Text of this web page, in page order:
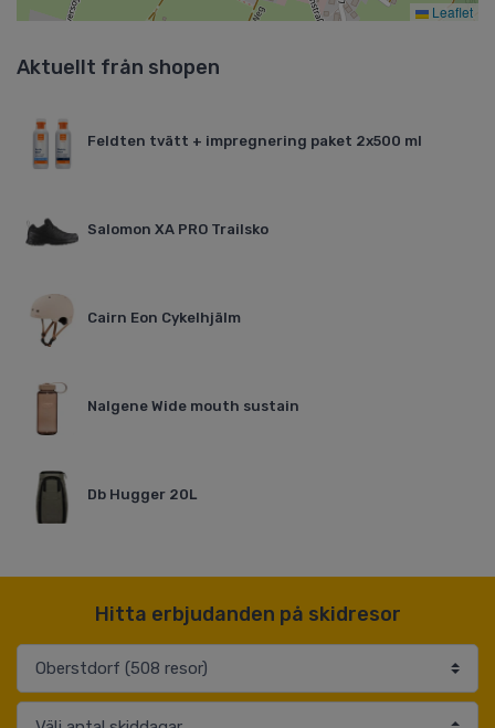
Leaflet
Aktuellt från shopen
Feldten tvätt + impregnering paket 2x500 ml
Salomon XA PRO Trailsko
Cairn Eon Cykelhjälm
Nalgene Wide mouth sustain
Db Hugger 20L
Hitta erbjudanden på skidresor